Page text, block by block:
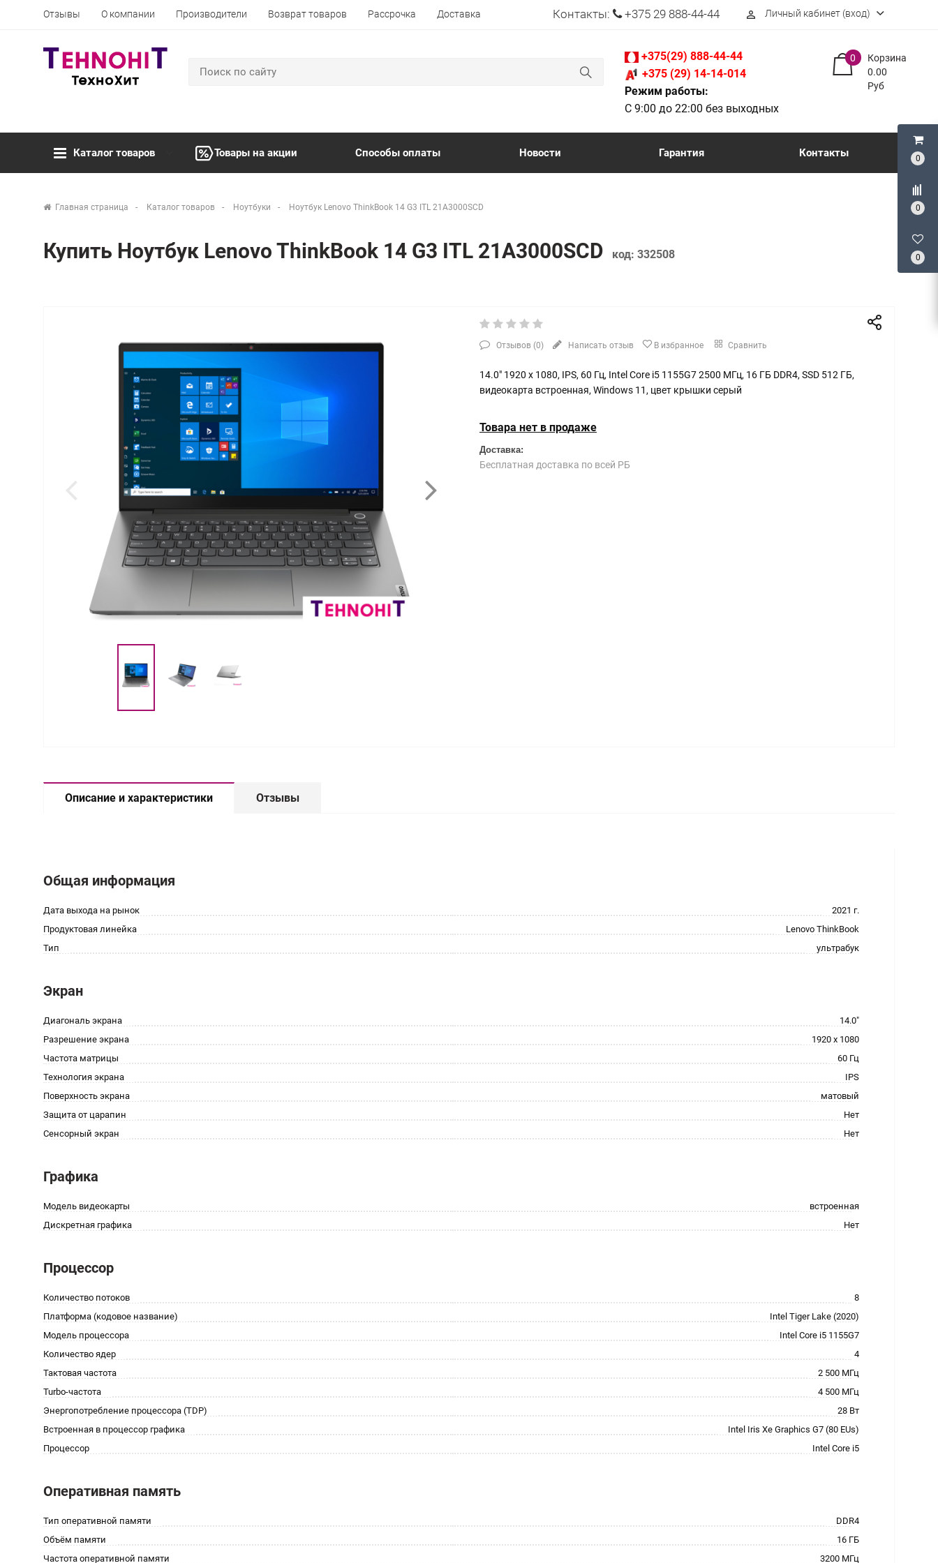
0
0
0
Отзывы О компании Производители Возврат товаров Рассрочка Доставка Контакты: +375 29 888-44-44 perm_identity Личный кабинет (вход)
+375(29) 888-44-44
+375 (29) 14-14-014
Режим работы:
С 9:00 до 22:00 без выходных
Корзина
0
0.00
Руб
Каталог товаров Товары на акции Способы оплаты Новости Гарантия Контакты
Главная страница Каталог товаров Ноутбуки Ноутбук Lenovo ThinkBook 14 G3 ITL 21A3000SCD
Купить Ноутбук Lenovo ThinkBook 14 G3 ITL 21A3000SCD код: 332508
Отзывов (0) Написать отзыв В избранное Сравнить
14.0" 1920 x 1080, IPS, 60 Гц, Intel Core i5 1155G7 2500 МГц, 16 ГБ DDR4, SSD 512 ГБ,
видеокарта встроенная, Windows 11, цвет крышки серый
Товара нет в продаже
Доставка:
Бесплатная доставка по всей РБ
Описание и характеристики Отзывы
Общая информация
Дата выхода на рынок
2021 г.
Продуктовая линейка
Lenovo ThinkBook
Тип
ультрабук
Экран
Диагональ экрана
14.0"
Разрешение экрана
1920 x 1080
Частота матрицы
60 Гц
Технология экрана
IPS
Поверхность экрана
матовый
Защита от царапин
Нет
Сенсорный экран
Нет
Графика
Модель видеокарты
встроенная
Дискретная графика
Нет
Процессор
Количество потоков
8
Платформа (кодовое название)
Intel Tiger Lake (2020)
Модель процессора
Intel Core i5 1155G7
Количество ядер
4
Тактовая частота
2 500 МГц
Turbo-частота
4 500 МГц
Энергопотребление процессора (TDP)
28 Вт
Встроенная в процессор графика
Intel Iris Xe Graphics G7 (80 EUs)
Процессор
Intel Core i5
Оперативная память
Тип оперативной памяти
DDR4
Объём памяти
16 ГБ
Частота оперативной памяти
3200 МГц